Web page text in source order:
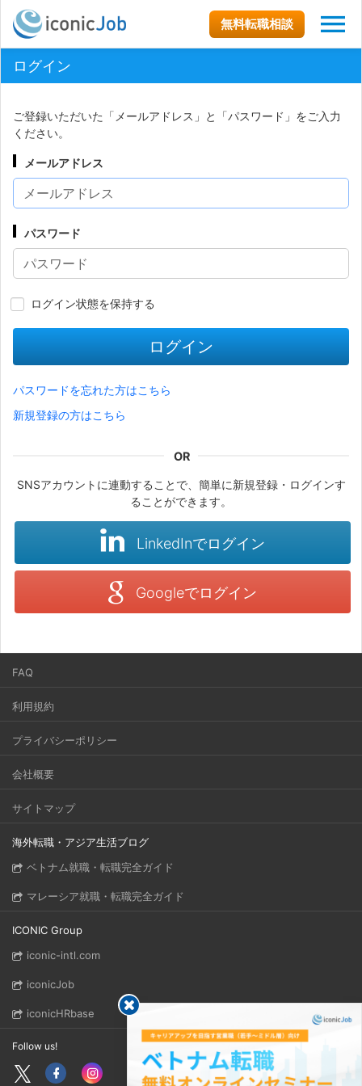
無料転職相談
ログイン
ご登録いただいた「メールアドレス」と「パスワード」をご入力
ください。
メールアドレス
パスワード
ログイン状態を保持する
ログイン
パスワードを忘れた方はこちら
新規登録の方はこちら
SNSアカウントに連動することで、簡単に新規登録・ログインす
ることができます。
LinkedInでログイン
Googleでログイン
FAQ
利用規約
プライバシーポリシー
会社概要
サイトマップ
海外転職・アジア生活ブログ
ベトナム就職・転職完全ガイド
マレーシア就職・転職完全ガイド
ICONIC Group
iconic-intl.com
iconicJob
iconicHRbase
Follow us!